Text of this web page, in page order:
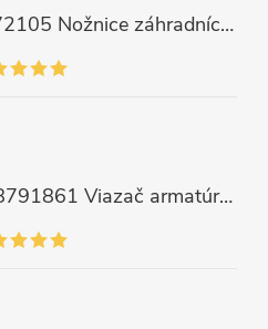
EXTOL PREMIUM 8872105 Nožnice záhradnícke dlhé úzke, 200mm, max. prestrih Ø6mm
EXTOL INDUSTRIAL 8791861 Viazač armatúr aku Share20V, bez aku, drôt 0,8mm, oko 8-34mm, bezuhlíkový motor